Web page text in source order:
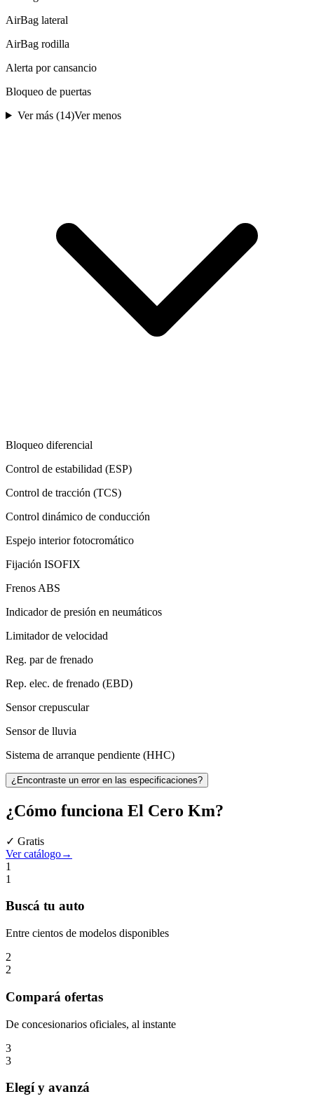
AirBag lateral
AirBag rodilla
Alerta por cansancio
Bloqueo de puertas
Ver más (14)Ver menos
Bloqueo diferencial
Control de estabilidad (ESP)
Control de tracción (TCS)
Control dinámico de conducción
Espejo interior fotocromático
Fijación ISOFIX
Frenos ABS
Indicador de presión en neumáticos
Limitador de velocidad
Reg. par de frenado
Rep. elec. de frenado (EBD)
Sensor crepuscular
Sensor de lluvia
Sistema de arranque pendiente (HHC)
¿Encontraste un error en las especificaciones?
¿Cómo funciona El Cero Km?
✓ Gratis
Ver catálogo→
1
1
Buscá tu auto
Entre cientos de modelos disponibles
2
2
Compará ofertas
De concesionarios oficiales, al instante
3
3
Elegí y avanzá